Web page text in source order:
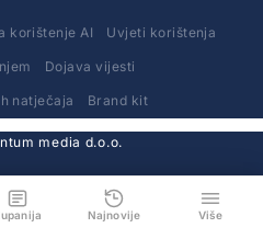
korištenje AI Uvjeti korištenja
Dojava vijesti
natječaja Brand kit
media d.o.o.
Najnovije Više